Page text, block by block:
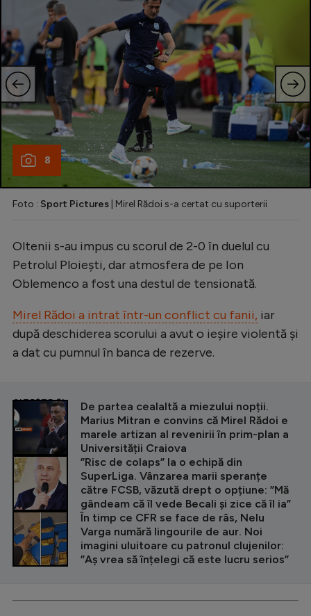
8
Foto : Sport Pictures | Mirel Rădoi s-a certat cu suporterii
Oltenii s-au impus cu scorul de 2-0 în duelul cu
Petrolul Ploiești, dar atmosfera de pe Ion
Oblemenco a fost una destul de tensionată.
Mirel Rădoi a intrat într-un conflict cu fanii, iar
după deschiderea scorului a avut o ieșire violentă și
a dat cu pumnul în banca de rezerve.
CITEȘTE ȘI
De partea cealaltă a miezului nopții.
Marius Mitran e convins că Mirel Rădoi e
marele artizan al revenirii în prim-plan a
Universității Craiova
”Risc de colaps” la o echipă din
SuperLiga. Vânzarea marii speranțe
către FCSB, văzută drept o opțiune: ”Mă
gândeam că îl vede Becali și zice că îl ia”
În timp ce CFR se face de râs, Nelu
Varga numără lingourile de aur. Noi
imagini uluitoare cu patronul clujenilor:
”Aș vrea să înțelegi că este lucru serios”